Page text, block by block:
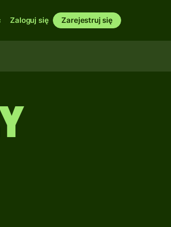
Zaloguj się Zarejestruj się